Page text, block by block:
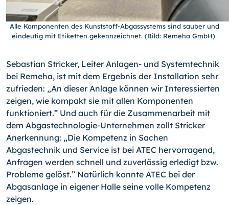
Alle Komponenten des Kunststoff-Abgassystems sind sauber und
eindeutig mit Etiketten gekennzeichnet. (Bild: Remeha GmbH)
Sebastian Stricker, Leiter Anlagen- und Systemtechnik
bei Remeha, ist mit dem Ergebnis der Installation sehr
zufrieden: „An dieser Anlage können wir Interessierten
zeigen, wie kompakt sie mit allen Komponenten
funktioniert.” Und auch für die Zusammenarbeit mit
dem Abgastechnologie-Unternehmen zollt Stricker
Anerkennung: „Die Kompetenz in Sachen
Abgastechnik und Service ist bei ATEC hervorragend,
Anfragen werden schnell und zuverlässig erledigt bzw.
Probleme gelöst.” Natürlich konnte ATEC bei der
Abgasanlage in eigener Halle seine volle Kompetenz
zeigen.